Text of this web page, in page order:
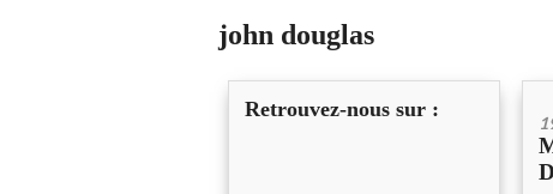
john douglas
Retrouvez-nous sur :